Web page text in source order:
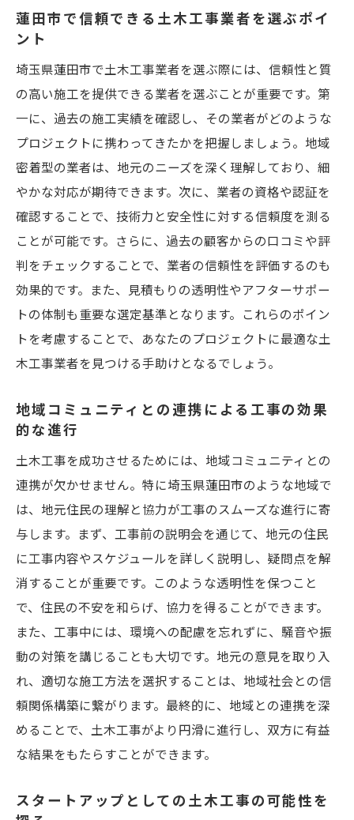
目標を設定し、計画的にスキルを磨く
の資格
専門技術を深めるための勉強法
ネットワークを広げて新たなチャンスを掴
む
キャリアアップを実現するための指導者の
活用
施工管理のヒントを活かして土木工事で成功す
る方法
効果的なプロジェクト管理の基礎
施工管理のトラブルシューティング
質の高い成果を生む管理テクニック
時間管理を徹底して効率化を図る
顧客との信頼関係を築くコミュニケーショ
ン術
デジタルツールを活用した施工管理
土木工事に必要なスキルと技術を効率的に学ぶ
方法
基礎知識を習得するための教材選び
現場で即戦力になるための実践的な技術
オンライン講座を活用したスキルアップ
先進技術を取り入れた最新の土木工事手法
チームワークを高めるコミュニケーション
能力
継続的な学習でスキルを更新し続ける重要
性
地域特性を活かした戦略的な土木工事計画
蓮田市で信頼できる土木工事業者を選ぶポイ
ント
埼玉県蓮田市で土木工事業者を選ぶ際には、信頼性と質
の高い施工を提供できる業者を選ぶことが重要です。第
一に、過去の施工実績を確認し、その業者がどのような
プロジェクトに携わってきたかを把握しましょう。地域
密着型の業者は、地元のニーズを深く理解しており、細
やかな対応が期待できます。次に、業者の資格や認証を
確認することで、技術力と安全性に対する信頼度を測る
ことが可能です。さらに、過去の顧客からの口コミや評
判をチェックすることで、業者の信頼性を評価するのも
効果的です。また、見積もりの透明性やアフターサポー
トの体制も重要な選定基準となります。これらのポイン
トを考慮することで、あなたのプロジェクトに最適な土
木工事業者を見つける手助けとなるでしょう。
地域コミュニティとの連携による工事の効果
的な進行
土木工事を成功させるためには、地域コミュニティとの
連携が欠かせません。特に埼玉県蓮田市のような地域で
は、地元住民の理解と協力が工事のスムーズな進行に寄
与します。まず、工事前の説明会を通じて、地元の住民
に工事内容やスケジュールを詳しく説明し、疑問点を解
消することが重要です。このような透明性を保つこと
で、住民の不安を和らげ、協力を得ることができます。
また、工事中には、環境への配慮を忘れずに、騒音や振
動の対策を講じることも大切です。地元の意見を取り入
れ、適切な施工方法を選択することは、地域社会との信
頼関係構築に繋がります。最終的に、地域との連携を深
めることで、土木工事がより円滑に進行し、双方に有益
な結果をもたらすことができます。
スタートアップとしての土木工事の可能性を